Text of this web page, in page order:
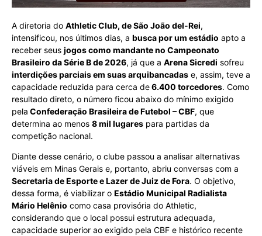
A diretoria do Athletic Club, de São João del-Rei,
intensificou, nos últimos dias, a busca por um estádio apto a
receber seus jogos como mandante no Campeonato
Brasileiro da Série B de 2026, já que a Arena Sicredi sofreu
interdições parciais em suas arquibancadas e, assim, teve a
capacidade reduzida para cerca de6.400 torcedores. Como
resultado direto, o número ficou abaixo do mínimo exigido
pela Confederação Brasileira de Futebol – CBF, que
determina ao menos 8 mil lugares para partidas da
competição nacional.
Diante desse cenário, o clube passou a analisar alternativas
viáveis em Minas Gerais e, portanto, abriu conversas com a
Secretaria de Esporte e Lazer de Juiz de Fora. O objetivo,
dessa forma, é viabilizar o Estádio Municipal Radialista
Mário Helênio como casa provisória do Athletic,
considerando que o local possui estrutura adequada,
capacidade superior ao exigido pela CBF e histórico recente